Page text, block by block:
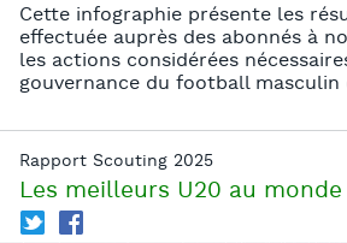
Cette infographie présente les
effectuée auprès des abonnés à
les actions considérées
gouvernance du football masculin
Rapport Scouting 2025
Les meilleurs U20 au
T f